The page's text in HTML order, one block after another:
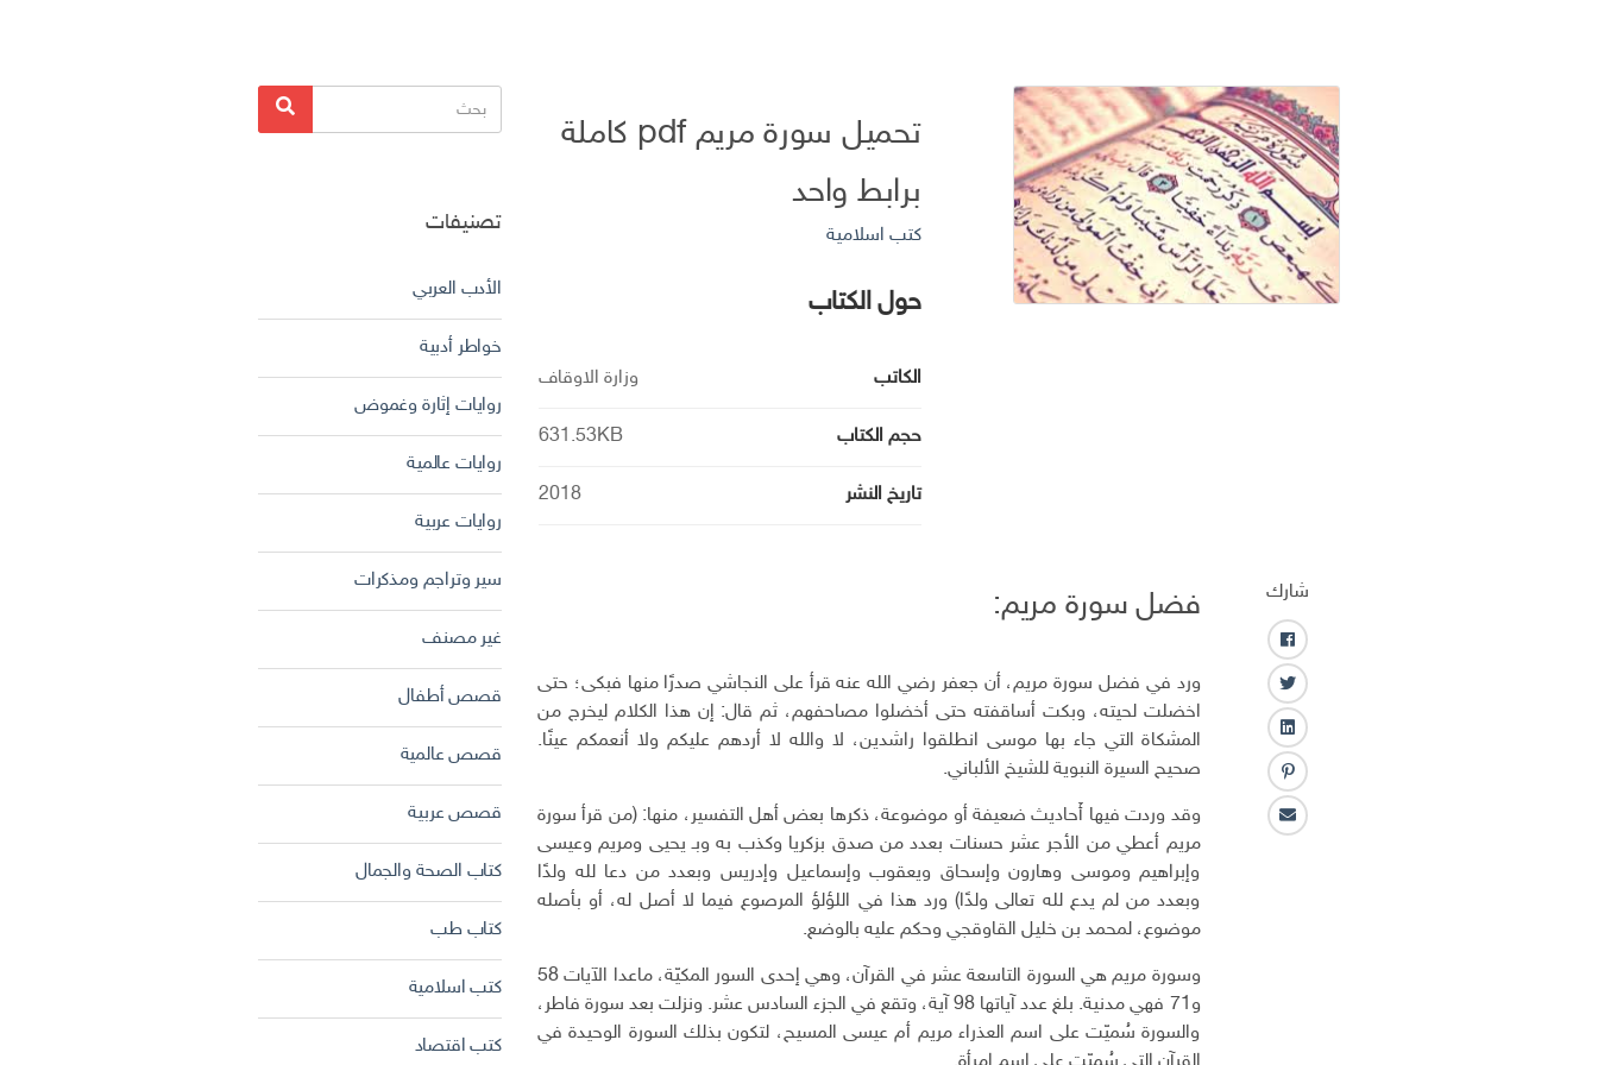
تحميل سورة مريم pdf كاملة
برابط واحد
كتب اسلامية
حول الكتاب
الكاتب وزارة الاوقاف
حجم الكتاب 631.53KB
تاريخ النشر 2018
شارك
ف
ا
ي
س
ب
و
ك
ت
و
ي
ت
ر
ل
ي
ن
ك
ـ
ب
ن
تا
فضل سورة مريم:
ورد في فضل سورة مريم، أن جعفر رضي الله عنه قرأ على النجاشي صدرًا منها فبكى؛ حتى
اخضلت لحيته، وبكت أساقفته حتى أخضلوا مصاحفهم، ثم قال: إن هذا الكلام ليخرج من
المشكاة التي جاء بها موسى انطلقوا راشدين، لا والله لا أردهم عليكم ولا أنعمكم عينًا.
صحيح السيرة النبوية للشيخ الألباني.
وقد وردت فيها أَحاديث ضعيفة أو موضوعة، ذكرها بعض أهل التفسير، منها: (من قرأ سورة
مريم أعطي من الأجر عشر حسنات بعدد من صدق بزكريا وكذب به وبـ يحيى ومريم وعيسى
وإبراهيم وموسى وهارون وإسحاق ويعقوب وإسماعيل وإدريس وبعدد من دعا لله ولدًا
وبعدد من لم يدع لله تعالى ولدًا) ورد هذا في اللؤلؤ المرصوع فيما لا أصل له، أو بأصله
موضوع، لمحمد بن خليل القاوقجي وحكم عليه بالوضع.
وسورة مريم هي السورة التاسعة عشر في القرآن، وهي إحدى السور المكيّة، ماعدا الآيات 58
و71 فهي مدنية. بلغ عدد آياتها 98 آية، وتقع في الجزء السادس عشر. ونزلت بعد سورة فاطر،
والسورة سُميّت على اسم العذراء مريم أم عيسى المسيح، لتكون بذلك السورة الوحيدة في
البحث
عن:
بحث
تصنيفات
الأدب العربي
خواطر أدبية
روايات إثارة وغموض
روايات عالمية
روايات عربية
سير وتراجم ومذكرات
غير مصنف
قصص أطفال
قصص عالمية
قصص عربية
كتاب الصحة والجمال
كتاب طب
كتب اسلامية
كتب اقتصاد